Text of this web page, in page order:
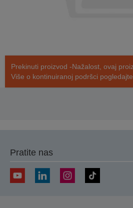
Prekinuti proizvod -Nažalost, ovaj
Više o kontinuiranoj podršci
Pratite nas